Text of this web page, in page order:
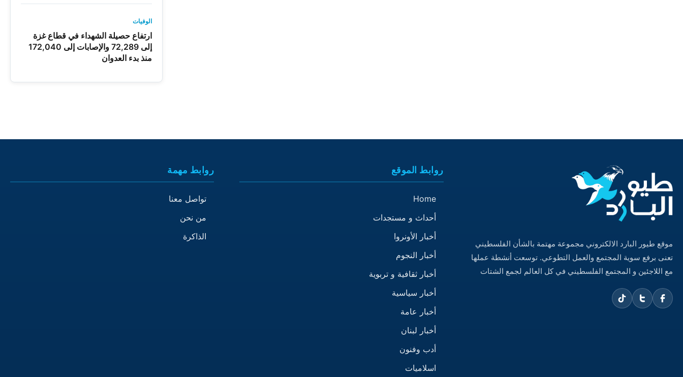
الوفيات
ارتفاع حصيلة الشهداء في قطاع غزة
إلى 72,289 والإصابات إلى 172,040
منذ بدء العدوان
موقع طيور البارد الالكتروني مجموعة مهتمة بالشأن الفلسطيني
تعنى برفع سوية المجتمع والعمل التطوعي. توسعت أنشطة عملها
مع اللاجئين و المجتمع الفلسطيني في كل العالم لجمع الشتات
روابط الموقع
Home
أحداث و مستجدات
أخبار الأونروا
أخبار النجوم
أخبار ثقافية و تربوية
أخبار سياسية
أخبار عامة
أخبار لبنان
أدب وفنون
اسلاميات
روابط مهمة
تواصل معنا
من نحن
الذاكرة